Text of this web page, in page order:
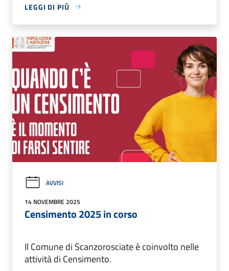
LEGGI DI PIÙ
AVVISI
14 NOVEMBRE 2025
Censimento 2025 in corso
Il Comune di Scanzorosciate è coinvolto nelle
attività di Censimento.